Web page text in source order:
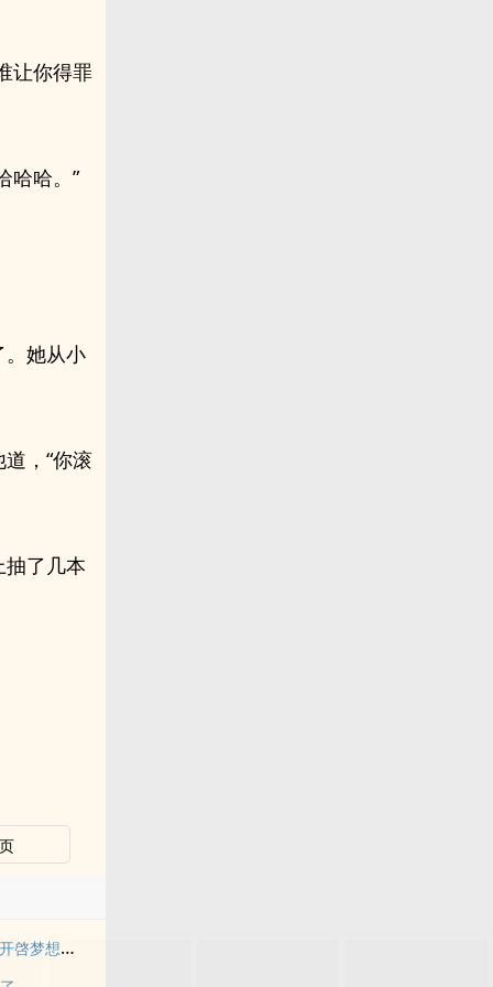
让你得罪
哈哈。”
。她从小
，“你滚
了几本
听见妳内心的声音 - 开啓梦想钥匙 (天籁梦想钥匙-修订版)